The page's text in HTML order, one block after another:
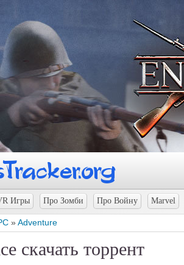
Игры Про Зомби Про Войну Marvel
»Adventure
скачать торрент